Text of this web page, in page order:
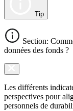
Tip
Section:
données des fonds ?
Les différents
perspectives pour
personnels de